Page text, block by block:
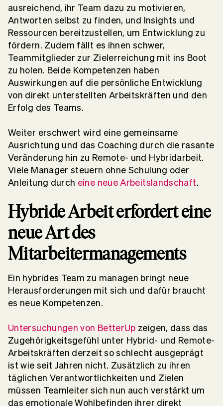
ausreichend, ihr Team dazu zu motivieren,
Antworten selbst zu finden, und Insights und
Ressourcen bereitzustellen, um Entwicklung zu
fördern. Zudem fällt es ihnen schwer,
Teammitglieder zur Zielerreichung mit ins Boot
zu holen. Beide Kompetenzen haben
Auswirkungen auf die persönliche Entwicklung
von direkt unterstellten Arbeitskräften und den
Erfolg des Teams.
Weiter erschwert wird eine gemeinsame
Ausrichtung und das Coaching durch die rasante
Veränderung hin zu Remote- und Hybridarbeit.
Viele Manager steuern ohne Schulung oder
Anleitung durch eine neue Arbeitslandschaft.
Hybride Arbeit erfordert eine
neue Art des
Mitarbeitermanagements
Ein hybrides Team zu managen bringt neue
Herausforderungen mit sich und dafür braucht
es neue Kompetenzen.
Untersuchungen von BetterUp zeigen, dass das
Zugehörigkeitsgefühl unter Hybrid- und Remote-
Arbeitskräften derzeit so schlecht ausgeprägt
ist wie seit Jahren nicht. Zusätzlich zu ihren
täglichen Verantwortlichkeiten und Zielen
müssen Teamleiter sich nun auch verstärkt um
das emotionale Wohlbefinden ihrer direkt